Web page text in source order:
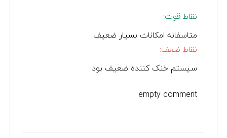
نقاط قوت:
متاسفانه امکانات بسیار ضعیف
نقاط ضعف:
سیستم خنک کننده ضعيف بود
empty comment